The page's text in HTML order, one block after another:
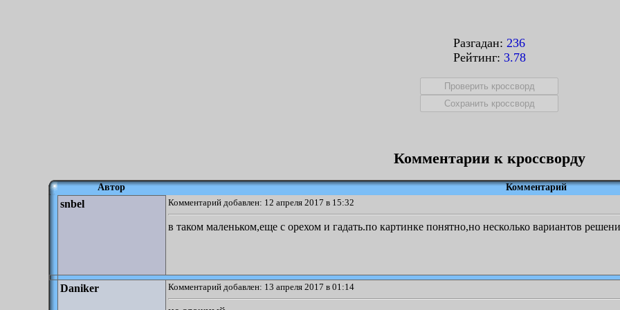
Разгадан: 236
Рейтинг: 3.78
Комментарии к кроссворду
Автор Комментарий
snbel Комментарий добавлен: 12 апреля 2017 в 15:32
в таком маленьком,еще с орехом и гадать.по картинке понятно,но несколько вариантов
Daniker Комментарий добавлен: 13 апреля 2017 в 01:14